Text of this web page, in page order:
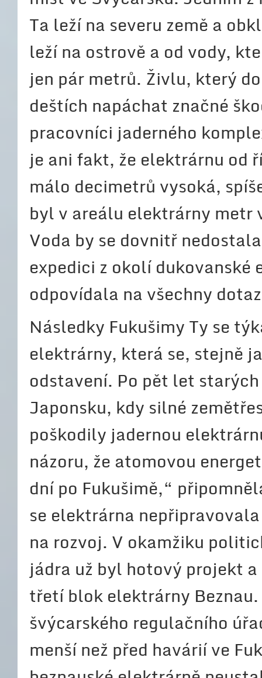
Ta leží na severu země a
leží na ostrově a od vody,
jen pár metrů. Živlu, který
deštích napáchat značné
pracovníci jaderného
je ani fakt, že elektrárnu od
málo decimetrů vysoká,
byl v areálu elektrárny metr
Voda by se dovnitř
expedici z okolí
odpovídala na všechny
Následky Fukušimy Ty se
elektrárny, která se, stejně
odstavení. Po pět let
Japonsku, kdy silné
poškodily jadernou
názoru, že atomovou
dní po Fukušimě,“
se elektrárna
na rozvoj. V okamžiku
jádra už byl hotový projekt
třetí blok elektrárny
švýcarského regulačního
menší než před havárií ve